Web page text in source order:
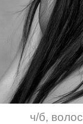
ч/б,